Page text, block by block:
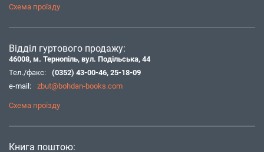
Схема проїзду
Відділ гуртового продажу:
46008, м. Тернопіль, вул. Подільська, 44
Тел./факс:
(0352) 43-00-46, 25-18-09
e-mail:
zbut@bohdan-books.com
Схема проїзду
Книга поштою: